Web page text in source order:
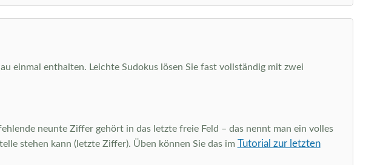
einmal enthalten. Leichte Sudokus lösen Sie fast vollständig mit zwei
neunte Ziffer gehört in das letzte freie Feld – das nennt man ein volles
stehen kann (letzte Ziffer). Üben können Sie das im Tutorial zur letzten